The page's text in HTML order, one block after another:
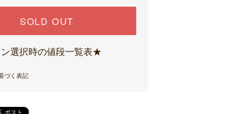
SOLD OUT
選択時の値段一覧表★
づく表記